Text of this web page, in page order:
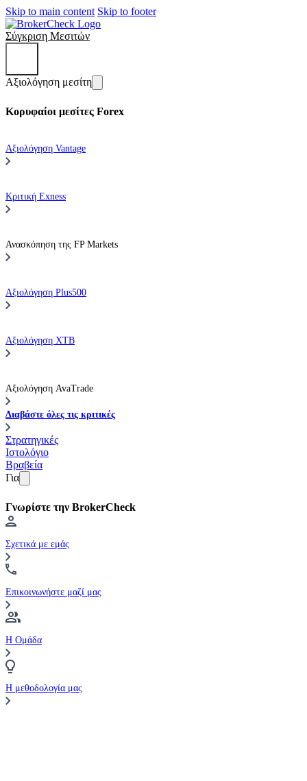
Skip to main content Skip to footer
Σύγκριση Μεσιτών
Αξιολόγηση μεσίτη
Κορυφαίοι μεσίτες Forex
Αξιολόγηση Vantage
Κριτική Exness
Ανασκόπηση της FP Markets
Αξιολόγηση Plus500
Αξιολόγηση XTB
Αξιολόγηση AvaTrade
Διαβάστε όλες τις κριτικές
Στρατηγικές
Ιστολόγιο
Βραβεία
Για
Γνωρίστε την BrokerCheck
Σχετικά με εμάς
Επικοινωνήστε μαζί μας
Η Ομάδα
Η μεθοδολογία μας